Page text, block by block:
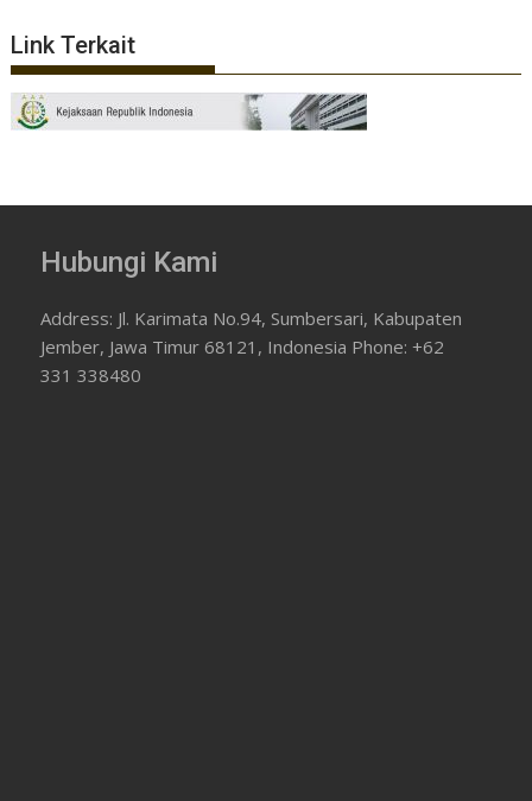
Link Terkait
Hubungi Kami
Address: Jl. Karimata No.94, Sumbersari, Kabupaten
Jember, Jawa Timur 68121, Indonesia Phone: +62
331 338480